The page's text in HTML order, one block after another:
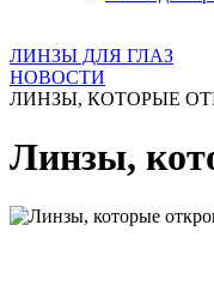
ЛИНЗЫ ДЛЯ ГЛАЗ
НОВОСТИ
ЛИНЗЫ, КОТОРЫЕ
Линзы,